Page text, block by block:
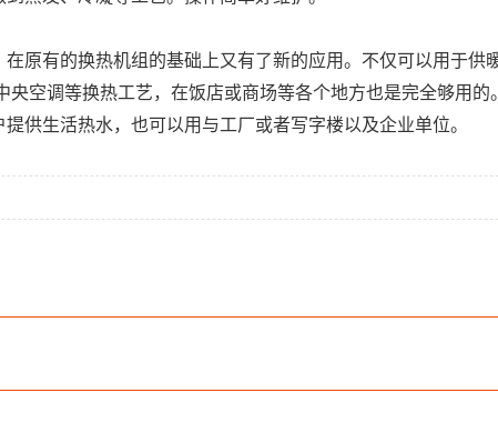
原有的换热机组的基础上又有了新的应用。不仅可以用于供
空调等换热工艺，在饭店或商场等各个地方也是完全够用的。
供生活热水，也可以用与工厂或者写字楼以及企业单位。